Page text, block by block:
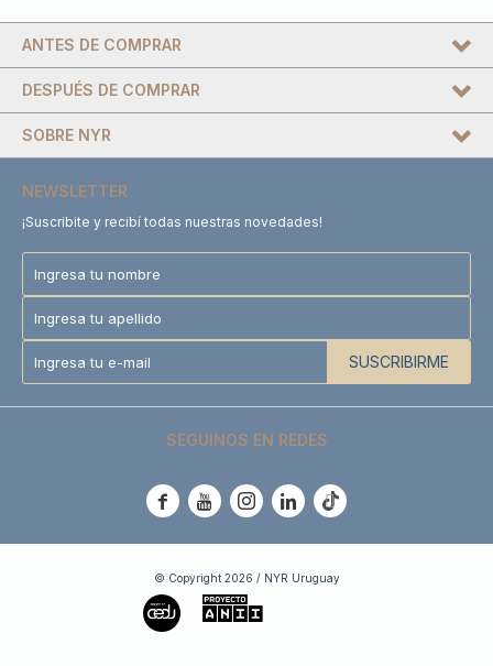
DESPUÉS DE COMPRAR
SOBRE NYR
ANTES DE COMPRAR
NEWSLETTER
¡Suscribite y recibí todas nuestras novedades!
SUSCRIBIRME
SEGUINOS EN REDES
    
© Copyright 2026 / NYR Uruguay